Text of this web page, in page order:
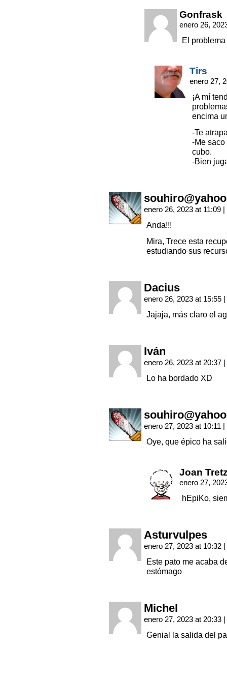
Gonfrask
enero 26,
El
Tirs
enero 27,
¡A mí
encima
-Te
-Me
cubo.
-Bien
enero 26, 2023 at 11:09 |
Anda!!!
Mira, Trece esta
estudiando sus
Dacius
enero 26, 2023 at 15:55 |
Jajaja, más claro el
Iván
enero 26, 2023 at 20:37 |
Lo ha bordado XD
enero 27, 2023 at 10:11 |
Oye, que épico ha
Joan
enero 27,
hEpiKo,
Asturvulpes
enero 27, 2023 at 10:32 |
Este pato me acaba
estómago
Michel
enero 27, 2023 at 20:33 |
Genial la salida del